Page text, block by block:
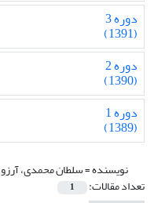
دوره 3
(1391)
دوره 2
(1390)
دوره 1
(1389)
نویسنده =سلطان محمدی، آرزو
تعداد مقالات: 1